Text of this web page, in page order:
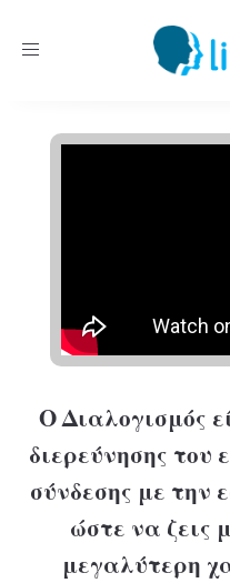
Toggle navigation
Ο Διαλογισμός
διερεύνησης του
σύνδεσης με την
ώστε να ζεις
μεγαλύτερη